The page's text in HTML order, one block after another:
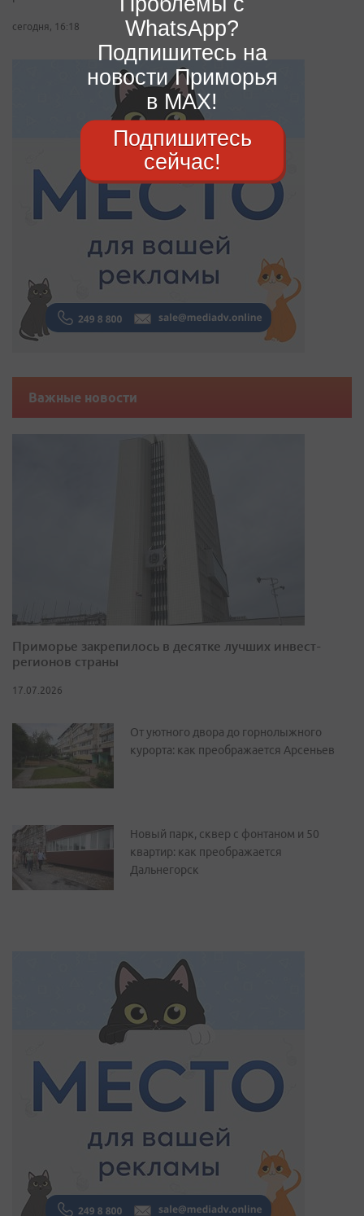
сегодня, 16:18
Важные новости
Приморье закрепилось в десятке лучших инвест-
регионов страны
17.07.2026
От уютного двора до горнолыжного
курорта: как преображается Арсеньев
Новый парк, сквер с фонтаном и 50
квартир: как преображается
Дальнегорск
WhatsApp?
Подпишитесь на
новости Приморья
в MAX!
Подпишитесь
сейчас!